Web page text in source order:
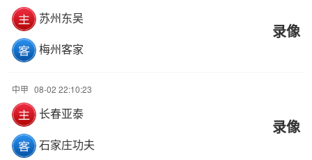
苏州东吴
梅州客家
录像
中甲 08-02 22:10:23
长春亚泰
石家庄功夫
录像